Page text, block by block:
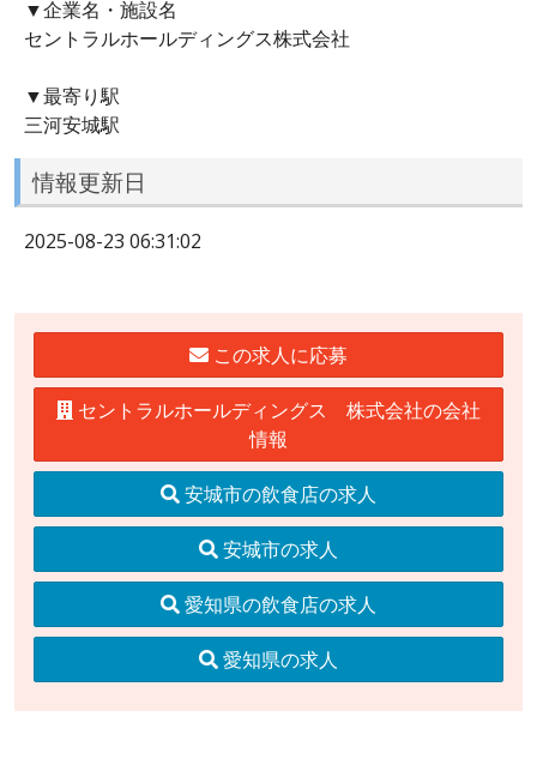
▼企業名・施設名
セントラルホールディングス株式会社
▼最寄り駅
三河安城駅
情報更新日
2025-08-23 06:31:02
この求人に応募
セントラルホールディングス 株式会社の会社
情報
安城市の飲食店の求人
安城市の求人
愛知県の飲食店の求人
愛知県の求人